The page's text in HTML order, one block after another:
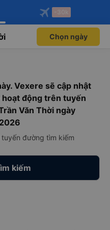
độc
Mở app
máy bay qua
Mở app
-30k
Chọn ngày
Vexere sẽ cập nhật
động trên tuyến
Văn Thời ngày
đường tìm kiếm
kiếm